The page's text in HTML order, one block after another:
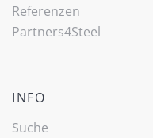
Referenzen
Partners4Steel
INFO
Suche